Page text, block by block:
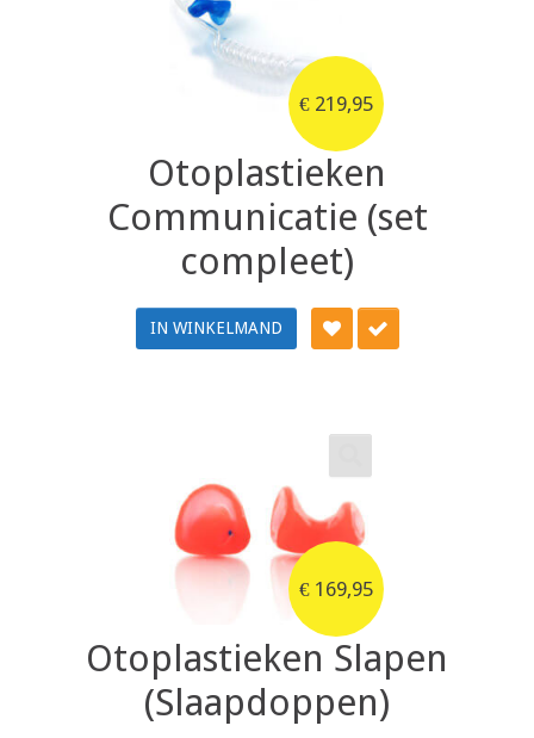
€ 219,95
Otoplastieken
Communicatie (set
compleet)
IN WINKELMAND
€ 169,95
Otoplastieken Slapen
(Slaapdoppen)